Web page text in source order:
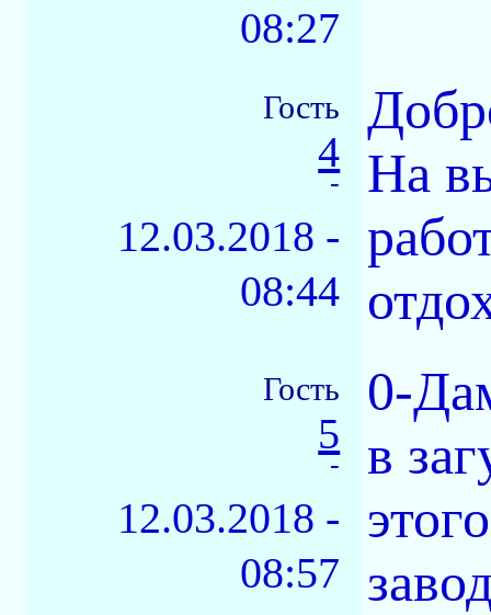
08:27
Гость
4
-
12.03.2018 -
08:44
На
Гость
5
-
12.03.2018 -
08:57
0-
в